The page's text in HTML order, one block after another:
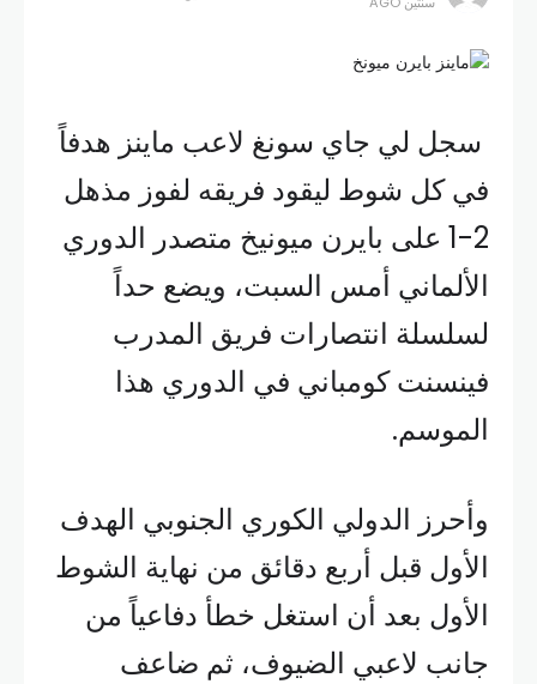
سجل لي جاي سونغ لاعب ماينز هدفاً
في كل شوط ليقود فريقه لفوز مذهل
2-1 على بايرن ميونيخ متصدر الدوري
الألماني أمس السبت، ويضع حداً
لسلسلة انتصارات فريق المدرب
فينسنت كومباني في الدوري هذا
الموسم.
وأحرز الدولي الكوري الجنوبي الهدف
الأول قبل أربع دقائق من نهاية الشوط
الأول بعد أن استغل خطأ دفاعياً من
جانب لاعبي الضيوف، ثم ضاعف